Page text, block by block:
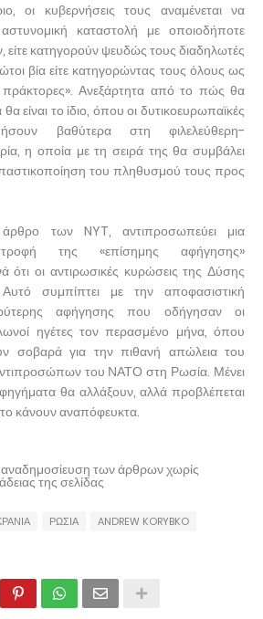
οι κυβερνήσεις τους αναμένεται να
καταστολή με οποιοδήποτε
κατηγορούν ψευδώς τους διαδηλωτές
βία είτε κατηγορώντας τους όλους ως
Ανεξάρτητα από το πώς θα
είναι το ίδιο, όπου οι δυτικοευρωπαϊκές
βαθύτερα στη φιλελεύθερη-
η οποία με τη σειρά της θα συμβάλει
του πληθυσμού τους προς
των NYT, αντιπροσωπεύει μια
της «επίσημης αφήγησης»
ότι οι αντιρωσικές κυρώσεις της Δύσης
Αυτό συμπίπτει με την αποφασιστική
αφήγησης που οδήγησαν οι
ηγέτες τον περασμένο μήνα, όπου
σοβαρά για την πιθανή απώλεια του
του ΝΑΤΟ στη Ρωσία. Μένει
θα αλλάξουν, αλλά προβλέπεται
κάνουν αναπόφευκτα.
αναδημοσίευση των άρθρων χωρίς
της σελίδας
ΡΩΣΙΑ
ANDREW KORYBKO